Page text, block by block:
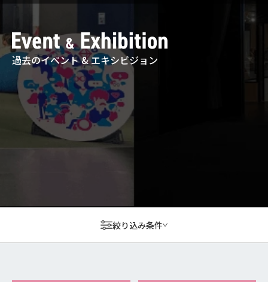
過去のイベント & エキシビジョン
絞り込み条件